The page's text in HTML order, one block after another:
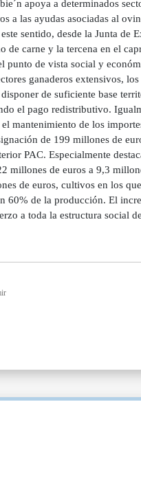
apoya a determinados
a las ayudas asociadas al
sentido, desde la Junta de
carne y la tercena en el
punto de vista social y
ganaderos extensivos,
de suficiente base
el pago redistributivo.
mantenimiento de los
de 199 millones de
PAC. Especialmente
millones de euros a 9,3
de euros, cultivos en los
de la producción. El
a toda la estructura social